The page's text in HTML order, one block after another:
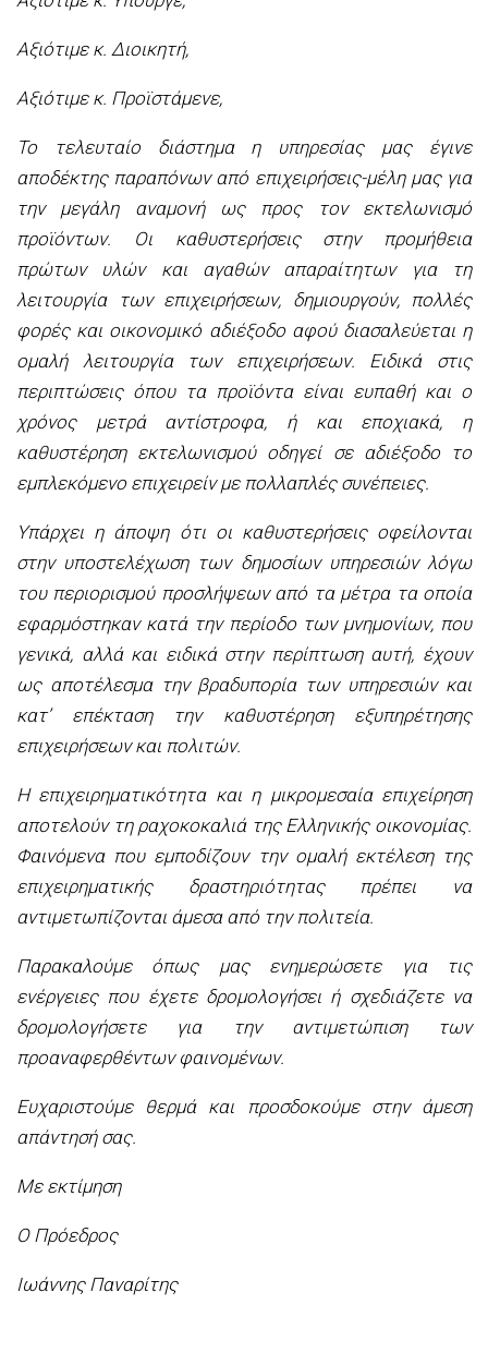
Αξιότιμε κ. Διοικητή,
Αξιότιμε κ. Προϊστάμενε,
Το τελευταίο διάστημα η υπηρεσίας μας έγινε
αποδέκτης παραπόνων από επιχειρήσεις-μέλη μας για
την μεγάλη αναμονή ως προς τον εκτελωνισμό
προϊόντων. Οι καθυστερήσεις στην προμήθεια
πρώτων υλών και αγαθών απαραίτητων για τη
λειτουργία των επιχειρήσεων, δημιουργούν, πολλές
φορές και οικονομικό αδιέξοδο αφού διασαλεύεται η
ομαλή λειτουργία των επιχειρήσεων. Ειδικά στις
περιπτώσεις όπου τα προϊόντα είναι ευπαθή και ο
χρόνος μετρά αντίστροφα, ή και εποχιακά, η
καθυστέρηση εκτελωνισμού οδηγεί σε αδιέξοδο το
εμπλεκόμενο επιχειρείν με πολλαπλές συνέπειες.
Υπάρχει η άποψη ότι οι καθυστερήσεις οφείλονται
στην υποστελέχωση των δημοσίων υπηρεσιών λόγω
του περιορισμού προσλήψεων από τα μέτρα τα οποία
εφαρμόστηκαν κατά την περίοδο των μνημονίων, που
γενικά, αλλά και ειδικά στην περίπτωση αυτή, έχουν
ως αποτέλεσμα την βραδυπορία των υπηρεσιών και
κατ’ επέκταση την καθυστέρηση εξυπηρέτησης
επιχειρήσεων και πολιτών.
Η επιχειρηματικότητα και η μικρομεσαία επιχείρηση
αποτελούν τη ραχοκοκαλιά της Ελληνικής οικονομίας.
Φαινόμενα που εμποδίζουν την ομαλή εκτέλεση της
επιχειρηματικής δραστηριότητας πρέπει να
αντιμετωπίζονται άμεσα από την πολιτεία.
Παρακαλούμε όπως μας ενημερώσετε για τις
ενέργειες που έχετε δρομολογήσει ή σχεδιάζετε να
δρομολογήσετε για την αντιμετώπιση των
προαναφερθέντων φαινομένων.
Ευχαριστούμε θερμά και προσδοκούμε στην άμεση
απάντησή σας.
Με εκτίμηση
Ο Πρόεδρος
Ιωάννης Παναρίτης